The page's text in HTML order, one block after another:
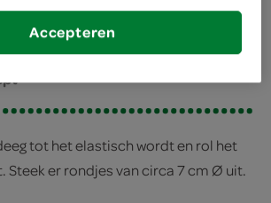
tot het elastisch wordt en rol het
Steek er rondjes van circa 7 cm Ø uit.
Accepteren